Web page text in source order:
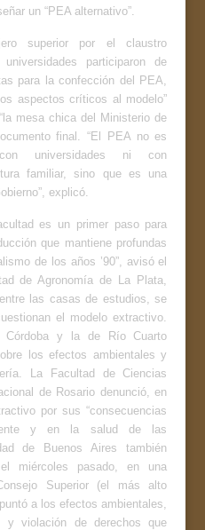
un “PEA alternativo”.
superior por el claustro
participaron de
para la confección del PEA,
aspectos críticos al modelo”
mesa chica del Ministerio de
final. “El PEA no es
universidades ni con
familiar, sino que es una
explicó.
es un primer paso para
que mantiene profundas
de los años ’90”, avisó el
de Agronomía de La Plata,
las casas de estudios, se
el modelo extractivo.
Córdoba y la de Río Cuarto
los efectos ambientales y
La Facultad de Ciencias
de Rosario denunció, en
por sus “consecuencias
y en la salud de las
de Buenos Aires también
miércoles pasado, en una
Superior (el más alto
a los efectos ambientales,
y violación de derechos que